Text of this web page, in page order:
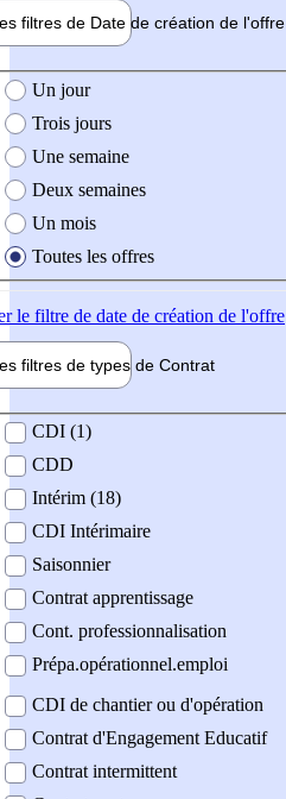
filtres de Date de création de l'offre
création de l'offre
Un jour
Trois jours
Une semaine
Deux semaines
Un mois
Toutes les offres
le filtre de date de création de l'offre
filtres de types de Contrat
contrat
CDI (1)
CDD
Intérim (18)
CDI Intérimaire
Saisonnier
Contrat apprentissage
Cont. professionnalisation
Prépa.opérationnel.emploi
CDI de chantier ou d'opération
Contrat d'Engagement Educatif
Contrat intermittent